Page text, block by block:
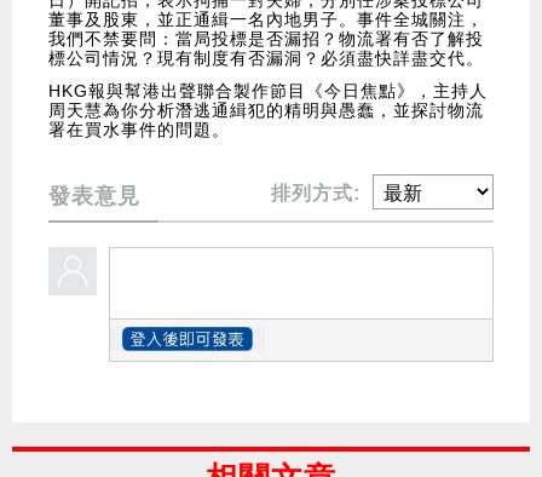
董事及股東，並正通緝一名內地男子。事件全城關注，
我們不禁要問：當局投標是否漏招？物流署有否了解投
標公司情況？現有制度有否漏洞？必須盡快詳盡交代。
HKG報與幫港出聲聯合製作節目《今日焦點》，主持人
周天慧為你分析潛逃通緝犯的精明與愚蠢，並探討物流
署在買水事件的問題。
發表意見 排列方式: